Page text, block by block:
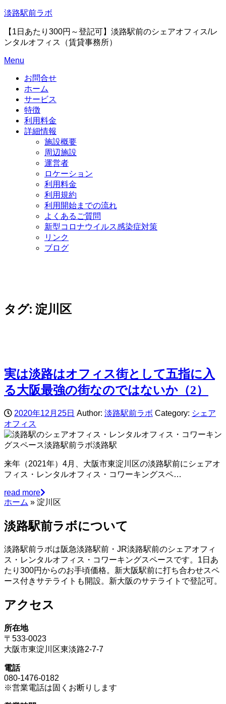
Skip
content
淡路駅前ラボ
【1日あたり300円～登記可】淡路駅前のシェアオフィス/レ
ンタルオフィス（賃貸事務所）
Menu
お問合せ
ホーム
サービス
特徴
利用料金
詳細情報
施設概要
周辺施設
運営者
ロケーション
利用料金
利用規約
利用開始までの流れ
よくあるご質問
新型コロナウイルス感染症対策
リンク
ブログ
タグ: 淀川区
実は淡路はオフィス街として五指に入
る大阪最強の街なのではないか（2）
2020年12月25日 Author: 淡路駅前ラボ Category: シェア
オフィス
来年（2021年）4月、大阪市東淀川区の淡路駅前にシェアオ
フィス・レンタルオフィス・コワーキングスペ…
read more
ホーム » 淀川区
淡路駅前ラボについて
淡路駅前ラボは阪急淡路駅前・JR淡路駅前のシェアオフィ
ス・レンタルオフィス・コワーキングスペースです。1日あ
たり300円からのお手頃価格。新大阪駅前に打ち合わせスペ
ース付きサテライトも開設。新大阪のサテライトで登記可。
アクセス
所在地
〒533-0023
大阪市東淀川区東淡路2-7-7
電話
080-1476-0182
※営業電話は固くお断りします